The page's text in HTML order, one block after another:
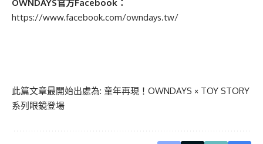
OWNDAYS官方Facebook：
https://www.facebook.com/owndays.tw/
此篇文章最開始出處為: 童年再現！OWNDAYS × TOY STORY
系列眼鏡登場